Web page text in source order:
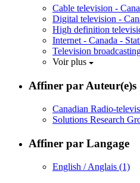
Cable television -
Digital television -
High definition
Internet - Canada -
Television
Voir plus
Affiner par Auteur(e)s
Canadian Radio-
Solutions Research
Affiner par Langage
English / Anglais (1)